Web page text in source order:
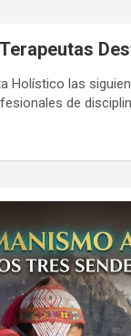
Holístico las
de